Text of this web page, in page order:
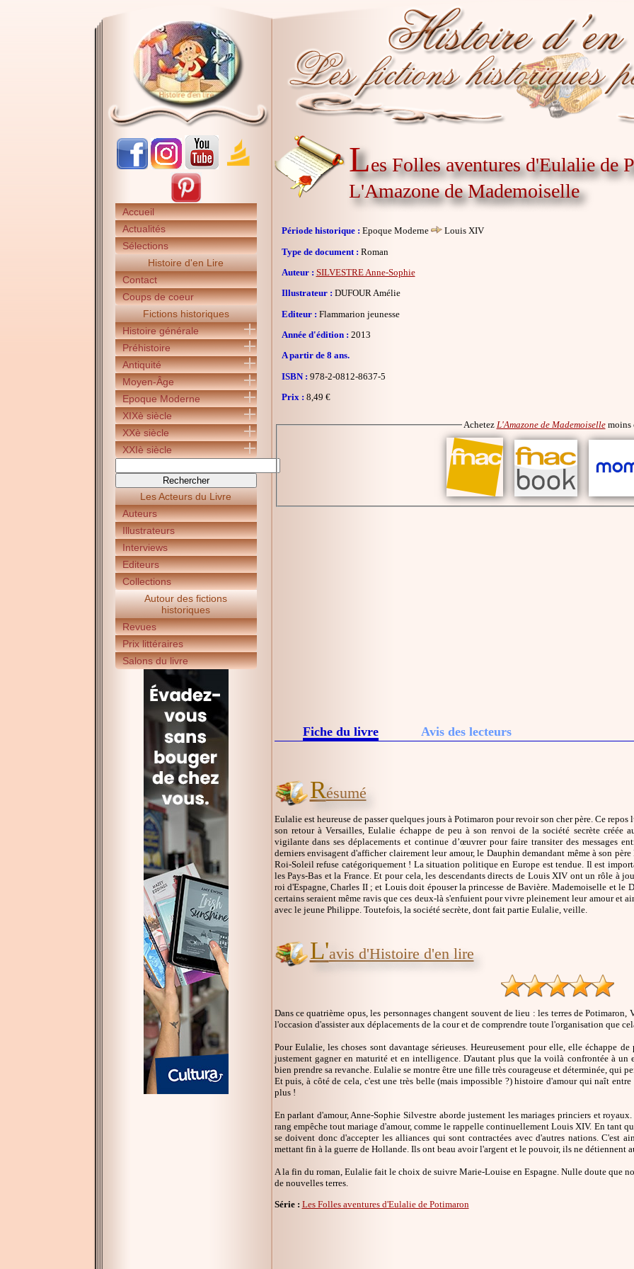
Accueil
Actualités
Sélections
Histoire d'en Lire
Contact
Coups de coeur
Fictions historiques
Histoire générale
Préhistoire
Antiquité
Moyen-Âge
Epoque Moderne
XIXè siècle
XXè siècle
XXIè siècle
Les Acteurs du Livre
Auteurs
Illustrateurs
Interviews
Editeurs
Collections
Autour des fictions
historiques
Revues
Prix littéraires
Salons du livre
Les Folles aventures d'Eulalie de
L'Amazone de Mademoiselle
Période historique : Epoque Moderne
Louis XIV
Type de document : Roman
Auteur : SILVESTRE Anne-Sophie
Illustrateur : DUFOUR Amélie
Editeur : Flammarion jeunesse
Année d'édition : 2013
A partir de 8 ans.
ISBN : 978-2-0812-8637-5
Prix : 8,49 €
Achetez L'Amazone de Mademoisellemoins
Fiche du livre Avis des lecteurs
Résumé
Eulalie est heureuse de passer quelques jours à Potimaron pour revoir son cher père. Ce
son retour à Versailles, Eulalie échappe de peu à son renvoi de la société secrète créée
vigilante dans ses déplacements et continue d’œuvrer pour faire transiter des messages
derniers envisagent d'afficher clairement leur amour, le Dauphin demandant même à son
Roi-Soleil refuse catégoriquement ! La situation politique en Europe est tendue. Il est
les Pays-Bas et la France. Et pour cela, les descendants directs de Louis XIV ont un rôle à
roi d'Espagne, Charles II ; et Louis doit épouser la princesse de Bavière. Mademoiselle et le
certains seraient même ravis que ces deux-là s'enfuient pour vivre pleinement leur amour et
avec le jeune Philippe. Toutefois, la société secrète, dont fait partie Eulalie, veille.
L'avis d'Histoire d'en lire
Dans ce quatrième opus, les personnages changent souvent de lieu : les terres de
l'occasion d'assister aux déplacements de la cour et de comprendre toute l'organisation que
Pour Eulalie, les choses sont davantage sérieuses. Heureusement pour elle, elle échappe
justement gagner en maturité et en intelligence. D'autant plus que la voilà confrontée à
bien prendre sa revanche. Eulalie se montre être une fille très courageuse et déterminée, qui
Et puis, à côté de cela, c'est une très belle (mais impossible ?) histoire d'amour qui naît
plus !
En parlant d'amour, Anne-Sophie Silvestre aborde justement les mariages princiers et
rang empêche tout mariage d'amour, comme le rappelle continuellement Louis XIV. En tant
se doivent donc d'accepter les alliances qui sont contractées avec d'autres nations. C'est
mettant fin à la guerre de Hollande. Ils ont beau avoir l'argent et le pouvoir, ils ne détiennent
A la fin du roman, Eulalie fait le choix de suivre Marie-Louise en Espagne. Nulle doute que
de nouvelles terres.
Série : Les Folles aventures d'Eulalie de Potimaron